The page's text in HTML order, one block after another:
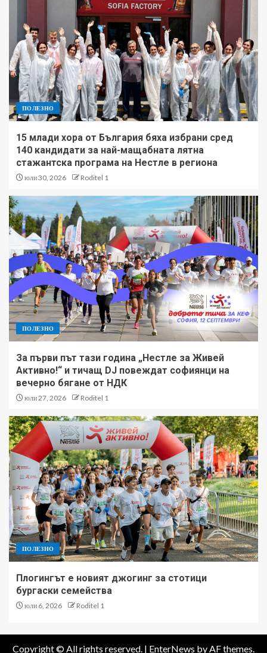
ПОЛЕЗНО
15 млади хора от България бяха избрани сред
140 кандидати за най-мащабната лятна
стажантска програма на Нестле в региона
юли 30, 2026 Roditel 1
ПОЛЕЗНО
За първи път тази година „Нестле за Живей
Активно!“ и тичащ DJ повеждат софиянци на
вечерно бягане от НДК
юли 27, 2026 Roditel 1
ПОЛЕЗНО
Плогингът е новият джогинг за стотици
бургаски семейства
юли 6, 2026 Roditel 1
Copyright © All rights reserved. | EnterNews by AF themes.